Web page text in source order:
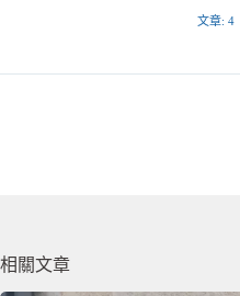
文章: 4
相關文章